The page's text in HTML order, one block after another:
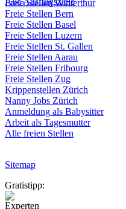
Freie StellenWinterthur
Freie Stellen Bern
Freie Stellen Basel
Freie Stellen Luzern
Freie Stellen St. Gallen
Freie Stellen Aarau
Freie Stellen Fribourg
Freie Stellen Zug
Krippenstellen Zürich
Nanny Jobs Zürich
Anmeldung als Babysitter
Arbeit als Tagesmutter
Alle freien Stellen
Sitemap
Gratistipp:
Experten